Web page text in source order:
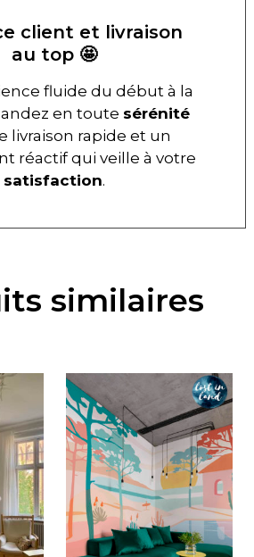
client et livraison
au top 🤩
fluide du début à la
en toute sérénité
livraison rapide et un
réactif qui veille à votre
satisfaction.
similaires